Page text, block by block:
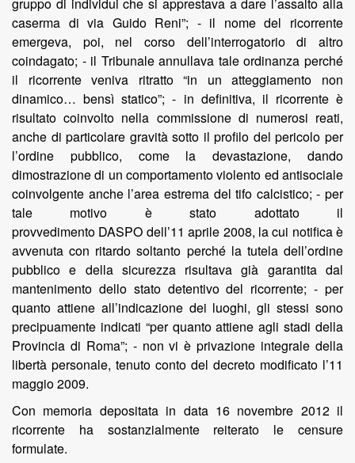
caserma di via Guido Reni”; - il nome del ricorrente
emergeva, poi, nel corso dell’interrogatorio di altro
coindagato; - il Tribunale annullava tale ordinanza perché
il ricorrente veniva ritratto “in un atteggiamento non
dinamico… bensì statico”; - in definitiva, il ricorrente è
risultato coinvolto nella commissione di numerosi reati,
anche di particolare gravità sotto il profilo del pericolo per
l’ordine pubblico, come la devastazione, dando
dimostrazione di un comportamento violento ed antisociale
coinvolgente anche l’area estrema del tifo calcistico; - per
tale motivo è stato adottato il
provvedimento DASPO dell’11 aprile 2008, la cui notifica è
avvenuta con ritardo soltanto perché la tutela dell’ordine
pubblico e della sicurezza risultava già garantita dal
mantenimento dello stato detentivo del ricorrente; - per
quanto attiene all’indicazione dei luoghi, gli stessi sono
precipuamente indicati “per quanto attiene agli stadi della
Provincia di Roma”; - non vi è privazione integrale della
libertà personale, tenuto conto del decreto modificato l’11
maggio 2009.
Con memoria depositata in data 16 novembre 2012 il
ricorrente ha sostanzialmente reiterato le censure
formulate.